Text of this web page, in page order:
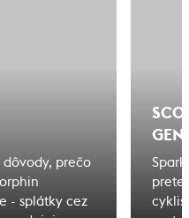
prečo
- splátky cez